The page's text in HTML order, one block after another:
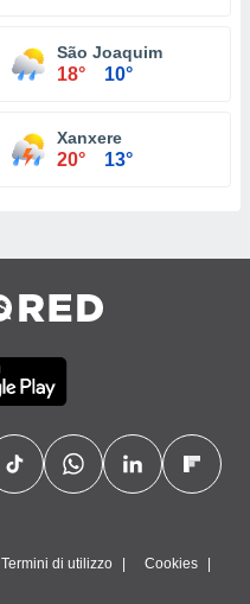
São Joaquim
18° 10°
Xanxere
20° 13°
Termini di utilizzo Cookies